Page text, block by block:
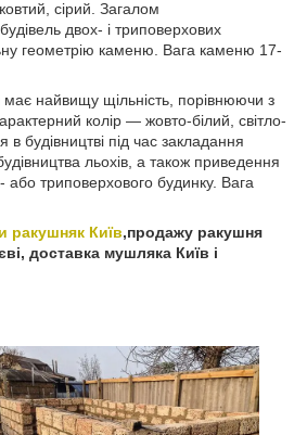
сірий. Загалом
двох- і триповерхових
геометрію каменю. Вага каменю 17-
має найвищу щільність, порівнюючи з
колір — жовто-білий, світло-
в будівництві під час закладання
льохів, а також приведення
або триповерхового будинку. Вага
ракушняк Київ,продажу ракушня
доставка мушляка Київ і